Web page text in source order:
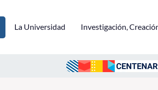
La Universidad Investigación,